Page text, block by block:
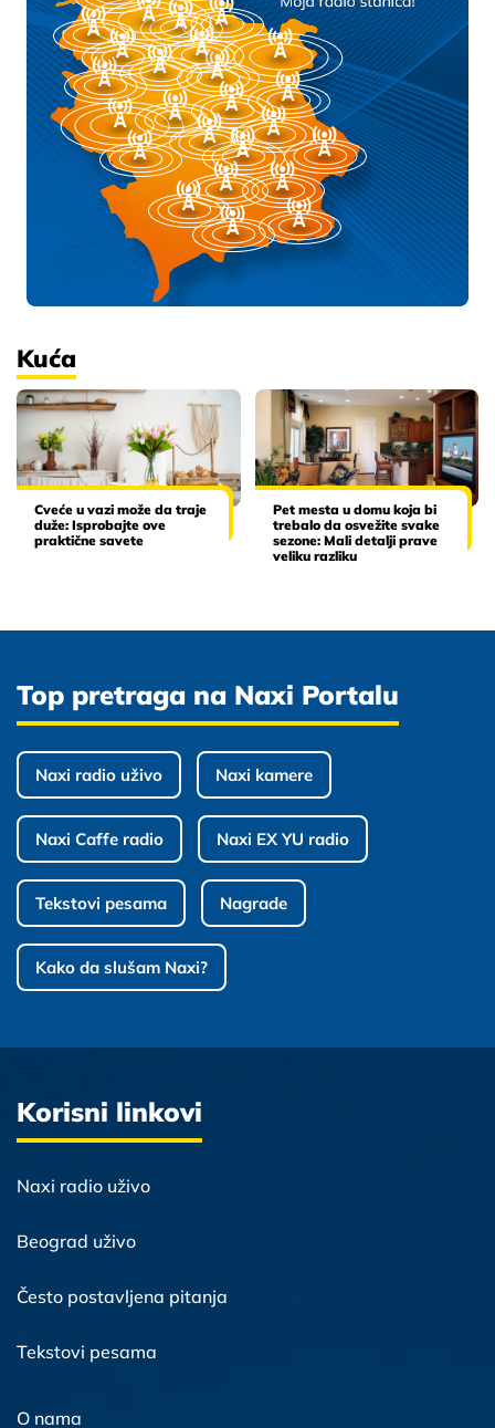
Kuća
Cveće u vazi može da traje
duže: Isprobajte ove
praktične savete
Pet mesta u domu koja bi
trebalo da osvežite svake
sezone: Mali detalji prave
veliku razliku
Top pretraga na Naxi Portalu
Naxi radio uživo Naxi kamere
Naxi Caffe radio Naxi EX YU radio
Tekstovi pesama Nagrade
Kako da slušam Naxi?
Korisni linkovi
Naxi radio uživo
Beograd uživo
Često postavljena pitanja
Tekstovi pesama
O nama